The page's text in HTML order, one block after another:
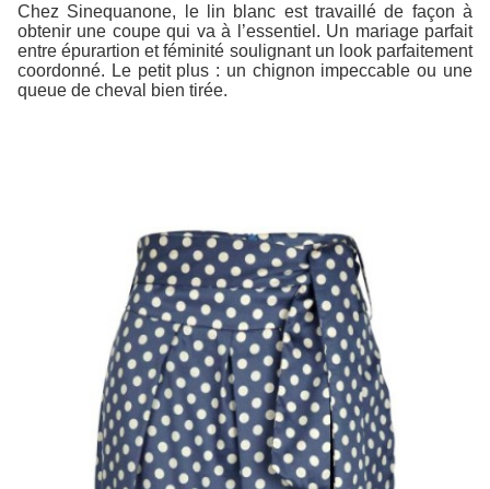
Chez Sinequanone, le lin blanc est travaillé de façon à
obtenir une coupe qui va à l’essentiel. Un mariage parfait
entre épurartion et féminité soulignant un look parfaitement
coordonné. Le petit plus : un chignon impeccable ou une
queue de cheval bien tirée.